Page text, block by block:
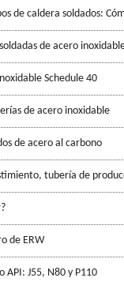
de caldera soldados:
de acero
Schedule 40
de acero inoxidable
de acero al carbono
tubería de
de ERW
J55, N80 y P110